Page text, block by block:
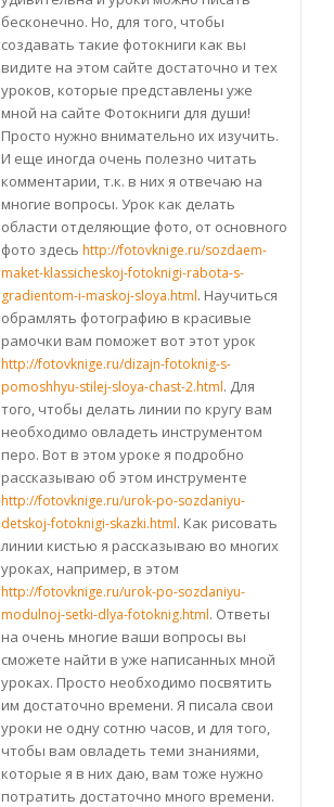
бесконечно. Но, для того, чтобы
создавать такие фотокниги как вы
видите на этом сайте достаточно и тех
уроков, которые представлены уже
мной на сайте Фотокниги для души!
Просто нужно внимательно их изучить.
И еще иногда очень полезно читать
комментарии, т.к. в них я отвечаю на
многие вопросы. Урок как делать
области отделяющие фото, от основного
фото здесь http://fotovknige.ru/sozdaem-
maket-klassicheskoj-fotoknigi-rabota-s-
gradientom-i-maskoj-sloya.html. Научиться
обрамлять фотографию в красивые
рамочки вам поможет вот этот урок
http://fotovknige.ru/dizajn-fotoknig-s-
pomoshhyu-stilej-sloya-chast-2.html. Для
того, чтобы делать линии по кругу вам
необходимо овладеть инструментом
перо. Вот в этом уроке я подробно
рассказываю об этом инструменте
http://fotovknige.ru/urok-po-sozdaniyu-
detskoj-fotoknigi-skazki.html. Как рисовать
линии кистью я рассказываю во многих
уроках, например, в этом
http://fotovknige.ru/urok-po-sozdaniyu-
modulnoj-setki-dlya-fotoknig.html. Ответы
на очень многие ваши вопросы вы
сможете найти в уже написанных мной
уроках. Просто необходимо посвятить
им достаточно времени. Я писала свои
уроки не одну сотню часов, и для того,
чтобы вам овладеть теми знаниями,
которые я в них даю, вам тоже нужно
потратить достаточно много времени.